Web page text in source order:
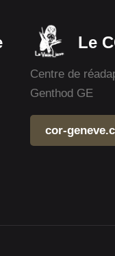
Le
Centre de
Genthod GE
cor-